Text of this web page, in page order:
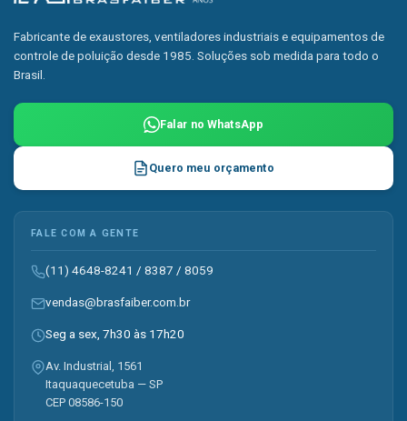
Fabricante de exaustores, ventiladores industriais e equipamentos de
controle de poluição desde 1985. Soluções sob medida para todo o
Brasil.
Falar no WhatsApp
Quero meu orçamento
FALE COM A GENTE
(11) 4648-8241 / 8387 / 8059
vendas@brasfaiber.com.br
Seg a sex, 7h30 às 17h20
Av. Industrial, 1561
Itaquaquecetuba — SP
CEP 08586-150